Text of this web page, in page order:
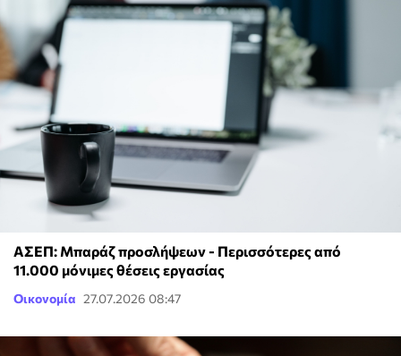
ΑΣΕΠ: Μπαράζ προσλήψεων - Περισσότερες από
11.000 μόνιμες θέσεις εργασίας
Οικονομία 27.07.2026 08:47